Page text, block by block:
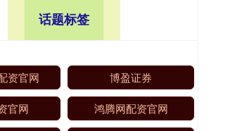
话题标签
资官网 博盈证券
官网 鸿腾网配资官网